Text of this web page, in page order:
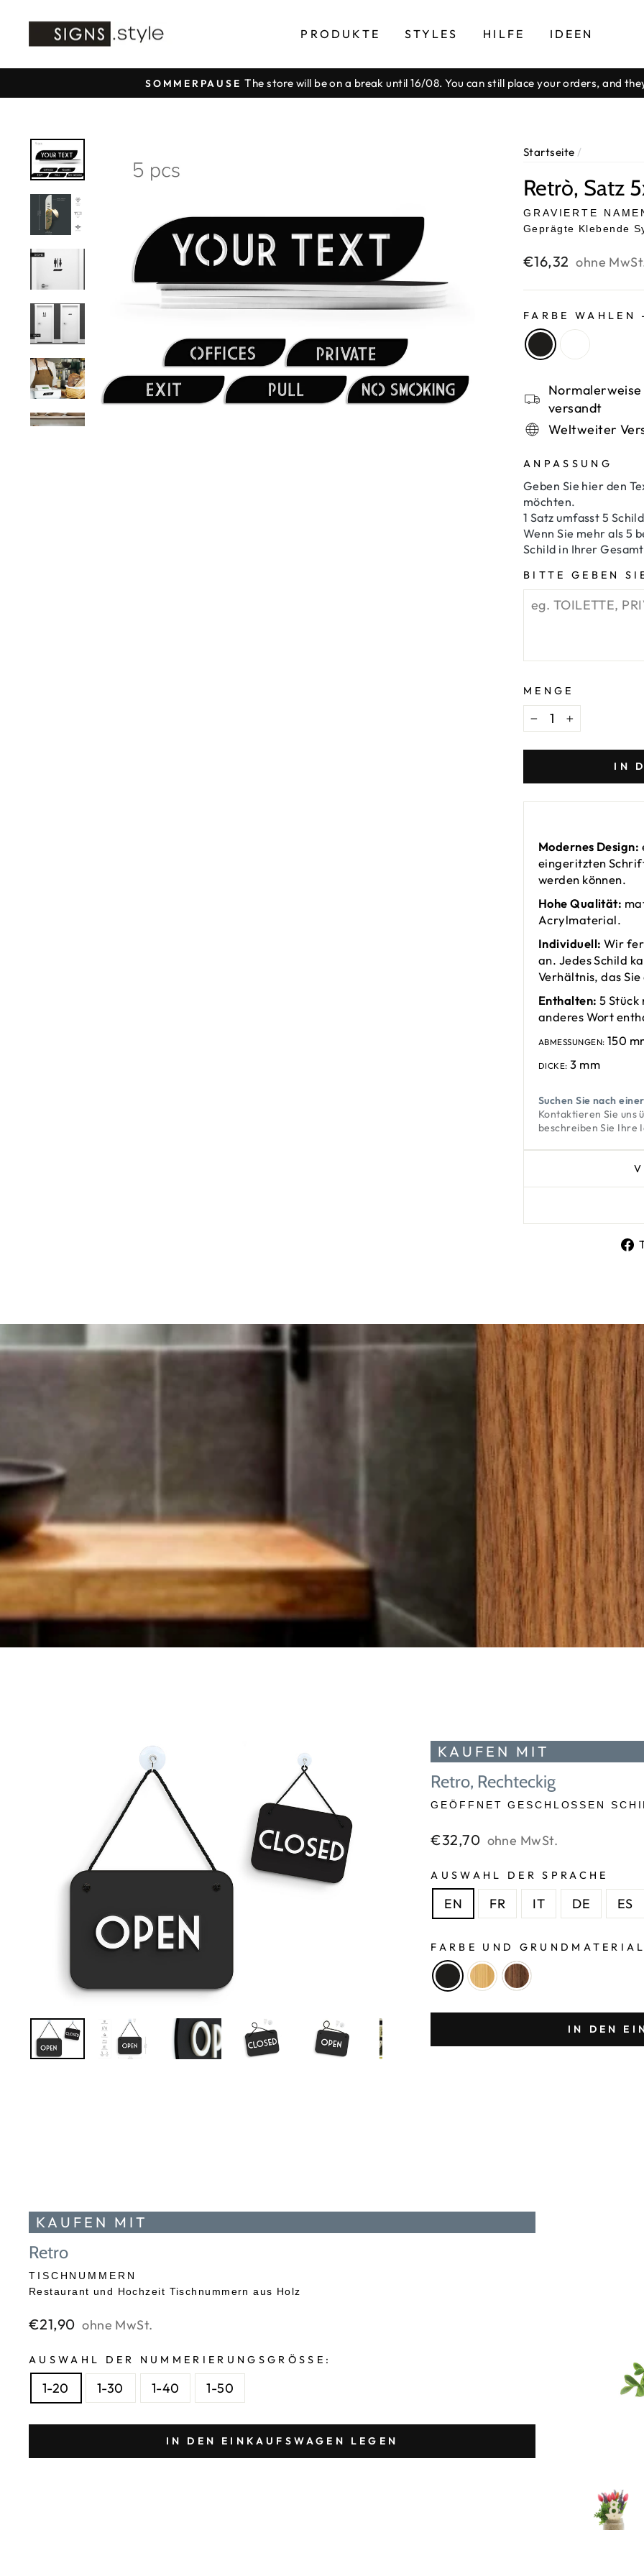
Inhalt
PRODUKTE STYLES HILFE IDEEN
Pause
SOMMERPAUSE The store will be on a break until 16/08. You can still place your orders, and
Startseite /
Retrò, Satz
GRAVIERTE
Geprägte Klebende
Normaler
€16,32 ohne
FARBE WAHLEN
versandt
Weltweiter
ANPASSUNG
Geben Sie hier den
möchten.
1 Satz umfasst 5
Wenn Sie mehr als 5
Schild in Ihrer
BITTE GEBEN
MENGE
− +
IN
Modernes Design:
eingeritzten
werden können.
Hohe Qualität:
Acrylmaterial.
Individuell: Wir
an. Jedes Schild
Verhältnis, das
Enthalten: 5 Stück
anderes Wort
ABMESSUNGEN: 150
DICKE: 3 mm
Suchen Sie nach
Kontaktieren Sie uns
beschreiben Sie Ihre
KAUFEN MIT
Retro, Rechteckig
GEÖFFNET GESCHLOSSEN
Normaler
€32,70 ohne MwSt.
AUSWAHL DER SPRACHE
EN FR IT DE ES
FARBE UND
IN DEN
KAUFEN MIT
Retro
TISCHNUMMERN
Restaurant und Hochzeit Tischnummern aus Holz
Normaler
€21,90 ohne MwSt.
AUSWAHL DER NUMMERIERUNGSGRÖSSE:
1-20 1-30 1-40 1-50
IN DEN EINKAUFSWAGEN LEGEN